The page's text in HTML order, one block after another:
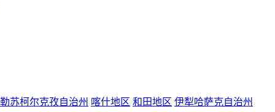
苏柯尔克孜自治州 喀什地区 和田地区 伊犁哈萨克自治州